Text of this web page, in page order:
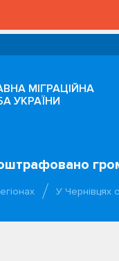
МІГРАЦІЙНА
УКРАЇНИ
У Чернівцях